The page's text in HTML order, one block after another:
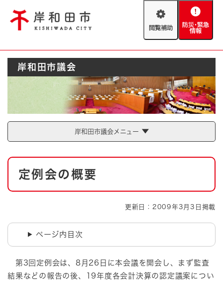
閲
助
防
緊
情
報
Foreign language
やさしい日本語
防災・緊急情報
ハザードマップ AED設置箇所
とじる
岸和田市議会
岸和田市議会メニュー
本
定例会の概要
更新日：2009年3月3日掲載
ページ内目次
第3回定例会は、8月26日に本会議を開会し、まず監査
結果などの報告の後、19年度各会計決算の認定議案につい